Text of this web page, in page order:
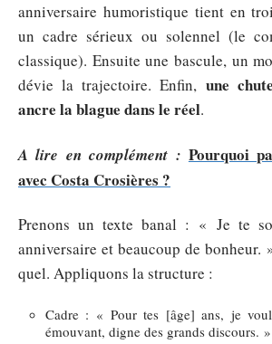
anniversaire humoristique tient en
un cadre sérieux ou solennel (le
classique). Ensuite une bascule, un
dévie la trajectoire. Enfin, une
ancre la blague dans le réel.
A lire en complément : Pourquoi
avec Costa Crosières ?
Prenons un texte banal : « Je te
anniversaire et beaucoup de bonheur.
quel. Appliquons la structure :
Cadre : « Pour tes [âge] ans, je
émouvant, digne des grands discours. »